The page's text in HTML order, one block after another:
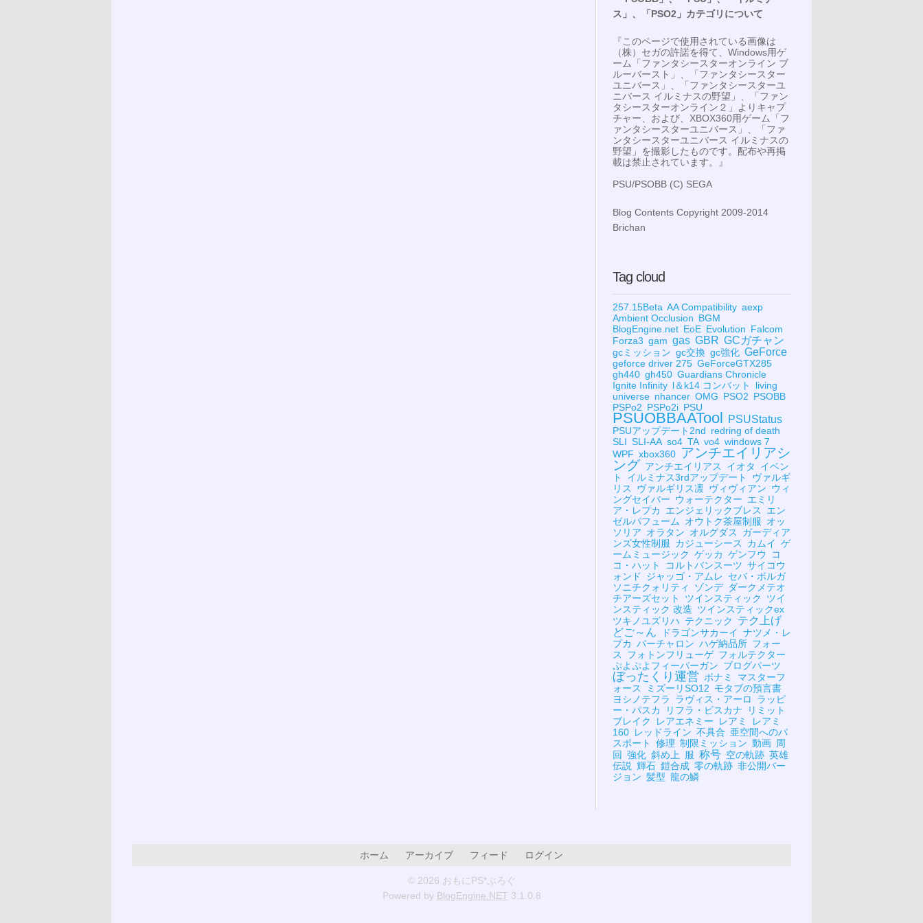
ス」、「PSO2」カテゴリについて
『このページで使用されている画像は
（株）セガの許諾を得て、Windows用ゲ
ーム「ファンタシースターオンライン ブ
ルーバースト」、「ファンタシースター
ユニバース」、「ファンタシースターユ
ニバース イルミナスの野望」、「ファン
タシースターオンライン２」よりキャプ
チャー、および、XBOX360用ゲーム「フ
ァンタシースターユニバース」、「ファ
ンタシースターユニバース イルミナスの
野望」を撮影したものです。配布や再掲
載は禁止されています。』
PSU/PSOBB (C) SEGA
Blog Contents Copyright 2009-2014
Brichan
Tag cloud
257.15Beta AA Compatibility aexp
Ambient Occlusion BGM
BlogEngine.net EoE Evolution Falcom
Forza3 gam gas GBR GCガチャン
gcミッション gc交換 gc強化 GeForce
geforce driver 275 GeForceGTX285
gh440 gh450 Guardians Chronicle
Ignite Infinity l＆k14 コンバット
living
universe nhancer OMG PSO2 PSOBB
PSPo2 PSPo2i PSU
PSUOBBAATool PSUStatus
PSUアップデート2nd redring of death
SLI SLI-AA so4 TA vo4 windows 7
WPF xbox360 アンチエイリアシ
ング アンチエイリアス イオタ
イベン
ト
イルミナス3rdアップデート
ヴァルギ
リス
ヴァルギリス凛 ヴィヴィアン ウィ
ングセイバー ウォーテクター エミリ
ア・レプカ
エンジェリックブレス
エン
ゼルパフューム
オウトク茶屋制服 オッ
ソリア オラタン オルグダス
ガーディア
ンズ女性制服 カジューシース カムイ ゲ
ームミュージック ゲッカ ゲンフウ
コ
コ・ハット
コルトバンスーツ サイコウ
ォンド
ジャッゴ・アムレ セバ・ボルガ
ソニチクォリティ
ゾンデ ダークメテオ
チアーズセット
ツインスティック
ツイ
ンスティック 改造 ツインスティックex
ツキノユズリハ テクニック
テク上げ
どご～ん
ドラゴンサカーイ ナツメ・レ
プカ バーチャロン ハゲ納品所 フォー
ス
フォトンフリューゲ フォルテクター
ぷよぷよフィーバーガン ブログパーツ
ぼったくり運営 ボナミ
マスターフ
ォース
ミズーリSO12 モタブの預言書
ヨシノテフラ
ラヴィス・アーロ
ラッピ
ー・パスカ
リフラ・ビスカナ
リミット
ブレイク
レアエネミー レアミ
レアミ
160 レッドライン 不具合 亜空間へのパ
スポート
修理 制限ミッション 動画 周
回 強化 斜め上 服 称号 空の軌跡 英雄
伝説 輝石 鎧合成 零の軌跡 非公開バー
ジョン 髪型 龍の鱗
ホーム アーカイブ フィード ログイン
© 2026 おもにPS*ぶろぐ
Powered by BlogEngine.NET 3.1.0.8